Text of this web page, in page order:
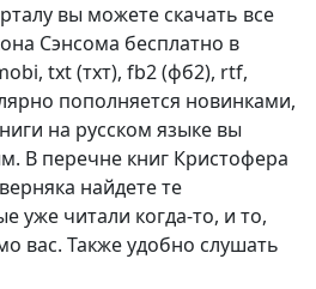
вы можете скачать все
Сэнсома бесплатно в
txt (тхт), fb2 (фб2), rtf,
пополняется новинками,
на русском языке вы
В перечне книг Кристофера
найдете те
уже читали когда-то, и то,
вас. Также удобно слушать